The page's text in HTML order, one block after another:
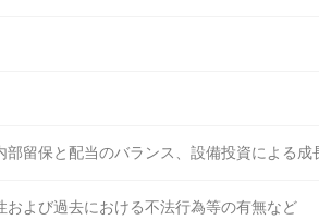
部留保と配当のバランス、設備投資による成
および過去における不法行為等の有無など